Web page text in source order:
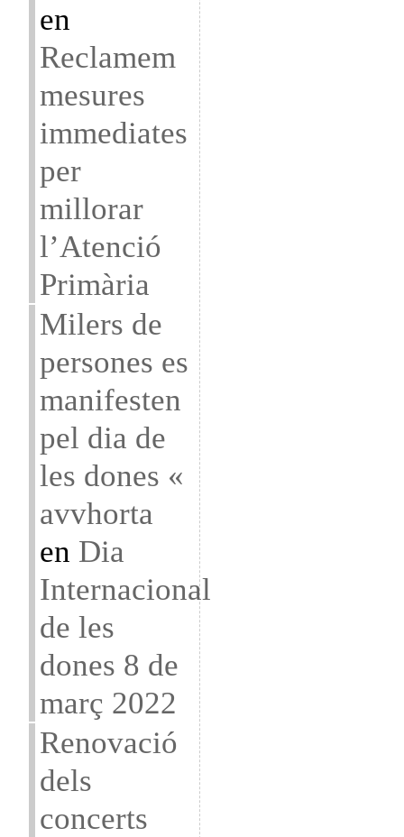
en
Reclamem
mesures
immediates
per
millorar
l’Atenció
Primària
Milers de
persones es
manifesten
pel dia de
les dones «
avvhorta
en Dia
Internacional
de les
dones 8 de
març 2022
Renovació
dels
concerts